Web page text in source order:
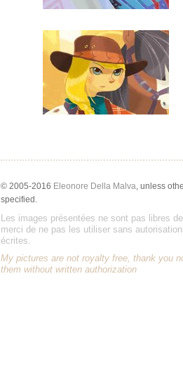
© 2005-2016 Eleonore Della Malva , unless
specified.
Les images présentées ne sont pas libres de
merci de ne pas les utiliser sans
écrites.
My pictures are not royalty free, thank you
them without written authorization